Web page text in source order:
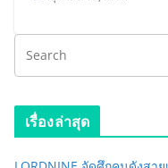
เรื่องล่าสุด